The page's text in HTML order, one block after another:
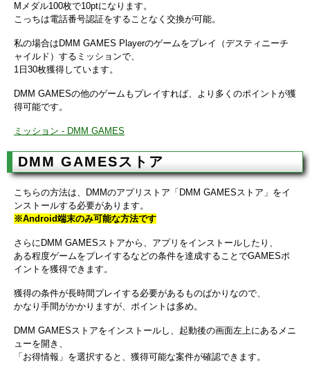
Mメダル100枚で10ptになります。
こっちは電話番号認証をすることなく交換が可能。
私の場合はDMM GAMES Playerのゲームをプレイ（デスティニーチ
ャイルド）するミッションで、
1日30枚獲得しています。
DMM GAMESの他のゲームもプレイすれば、より多くのポイントが獲
得可能です。
ミッション - DMM GAMES
DMM GAMESストア
こちらの方法は、DMMのアプリストア「DMM GAMESストア」をイ
ンストールする必要があります。
※Android端末のみ可能な方法です
さらにDMM GAMESストアから、アプリをインストールしたり、
ある程度ゲームをプレイするなどの条件を達成することでGAMESポ
イントを獲得できます。
獲得の条件が長時間プレイする必要があるものばかりなので、
かなり手間がかかりますが、ポイントは多め。
DMM GAMESストアをインストールし、起動後の画面左上にあるメニ
ューを開き、
「お得情報」を選択すると、獲得可能な案件が確認できます。